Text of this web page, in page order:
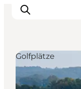
Erlebnisse
Golfplätze